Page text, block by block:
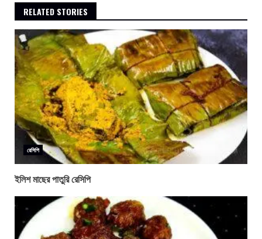
RELATED STORIES
রেসিপি
ইলিশ মাছের পাতুরি রেসিপি